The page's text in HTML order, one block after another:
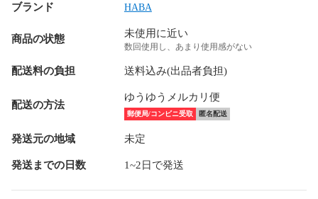
ブランド HABA
商品の状態 未使用に近い
数回使用し、あまり使用感がない
配送料の負担 送料込み(出品者負担)
配送の方法
ゆうゆうメルカリ便
郵便局/コンビニ受取 匿名配送
発送元の地域 未定
発送までの日数 1~2日で発送